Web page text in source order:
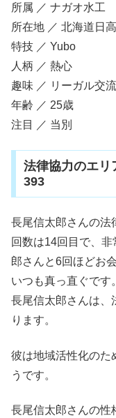
所属 ／ ナガオ水工
所在地 ／ 北海道日
特技 ／ Yubo
人柄 ／ 熱心
趣味 ／ リーガル交
年齢 ／ 25歳
注目 ／ 当別
法律協力のエリ
393
長尾信太郎さんの法
回数は14回目で、
郎さんと6回ほどお
いつも真っ直ぐです
長尾信太郎さんは、
ります。
彼は地域活性化のた
うです。
長尾信太郎さんの性